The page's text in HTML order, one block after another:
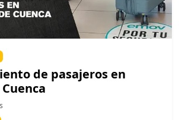
de pasajeros en